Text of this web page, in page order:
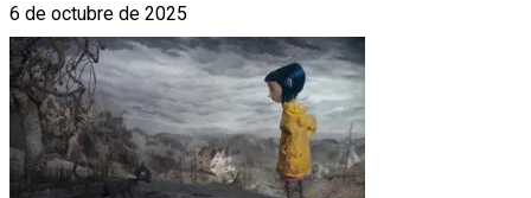
6 de octubre de 2025